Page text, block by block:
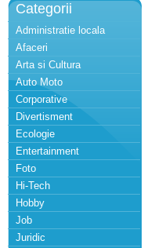
Categorii
Administratie locala
Afaceri
Arta si Cultura
Auto Moto
Corporative
Divertisment
Ecologie
Entertainment
Foto
Hi-Tech
Hobby
Job
Juridic